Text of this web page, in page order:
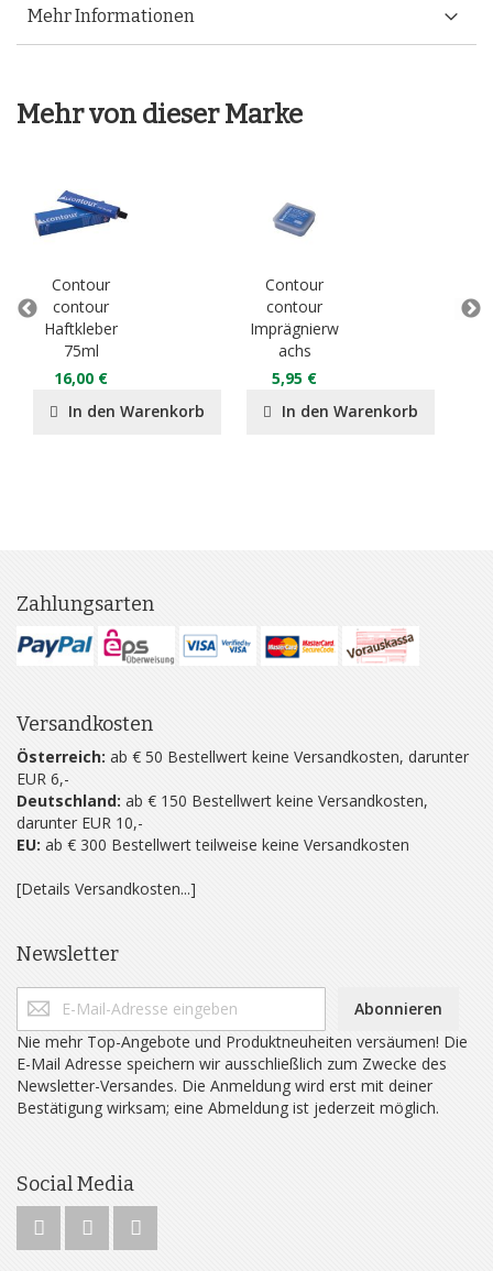
Mehr Informationen
Mehr von dieser Marke
Contour
contour
Haftkleber
75ml
16,00 €
In den Warenkorb
Contour
contour
Imprägnierw
achs
5,95 €
In den Warenkorb
Zahlungsarten
Versandkosten
Österreich: ab € 50 Bestellwert keine Versandkosten, darunter
EUR 6,-
Deutschland: ab € 150 Bestellwert keine Versandkosten,
darunter EUR 10,-
EU: ab € 300 Bestellwert teilweise keine Versandkosten
[Details Versandkosten...]
Newsletter
Abonnieren
Nie mehr Top-Angebote und Produktneuheiten versäumen! Die
E-Mail Adresse speichern wir ausschließlich zum Zwecke des
Newsletter-Versandes. Die Anmeldung wird erst mit deiner
Bestätigung wirksam; eine Abmeldung ist jederzeit möglich.
Social Media